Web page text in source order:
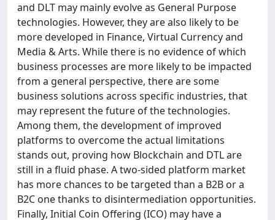
and DLT may mainly evolve as General Purpose
technologies. However, they are also likely to be
more developed in Finance, Virtual Currency and
Media & Arts. While there is no evidence of which
business processes are more likely to be impacted
from a general perspective, there are some
business solutions across specific industries, that
may represent the future of the technologies.
Among them, the development of improved
platforms to overcome the actual limitations
stands out, proving how Blockchain and DTL are
still in a fluid phase. A two-sided platform market
has more chances to be targeted than a B2B or a
B2C one thanks to disintermediation opportunities.
Finally, Initial Coin Offering (ICO) may have a